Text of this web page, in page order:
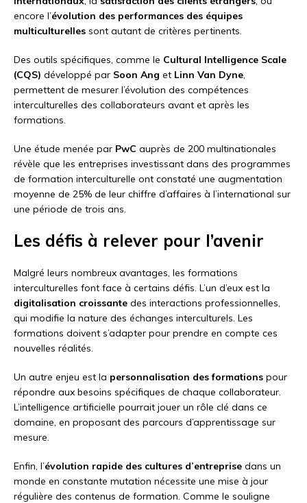
encore l’évolution des performances des équipes
multiculturelles sont autant de critères pertinents.
Des outils spécifiques, comme le Cultural Intelligence Scale
(CQS) développé par Soon Ang et Linn Van Dyne,
permettent de mesurer l’évolution des compétences
interculturelles des collaborateurs avant et après les
formations.
Une étude menée par PwC auprès de 200 multinationales
révèle que les entreprises investissant dans des programmes
de formation interculturelle ont constaté une augmentation
moyenne de 25% de leur chiffre d’affaires à l’international sur
une période de trois ans.
Les défis à relever pour l’avenir
Malgré leurs nombreux avantages, les formations
interculturelles font face à certains défis. L’un d’eux est la
digitalisation croissante des interactions professionnelles,
qui modifie la nature des échanges interculturels. Les
formations doivent s’adapter pour prendre en compte ces
nouvelles réalités.
Un autre enjeu est la personnalisation des formations pour
répondre aux besoins spécifiques de chaque collaborateur.
L’intelligence artificielle pourrait jouer un rôle clé dans ce
domaine, en proposant des parcours d’apprentissage sur
mesure.
Enfin, l’évolution rapide des cultures d’entreprise dans un
monde en constante mutation nécessite une mise à jour
régulière des contenus de formation. Comme le souligne